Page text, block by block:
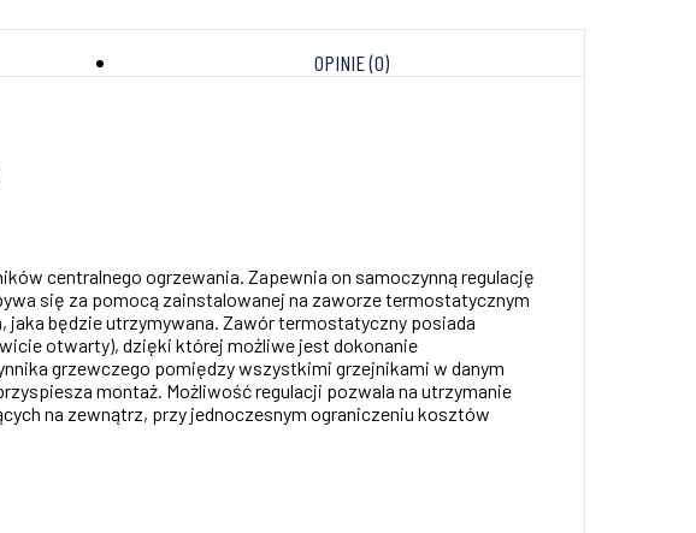
OPINIE (0)
centralnego ogrzewania. Zapewnia on samoczynną regulację
się za pomocą zainstalowanej na zaworze termostatycznym
będzie utrzymywana. Zawór termostatyczny posiada
otwarty), dzięki której możliwe jest dokonanie
grzewczego pomiędzy wszystkimi grzejnikami w danym
montaż. Możliwość regulacji pozwala na utrzymanie
na zewnątrz, przy jednoczesnym ograniczeniu kosztów